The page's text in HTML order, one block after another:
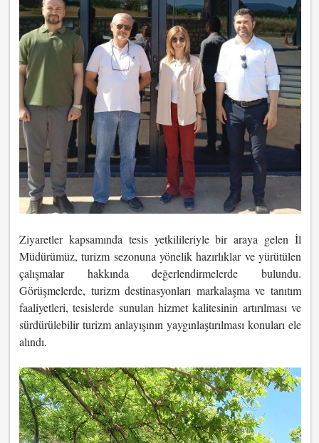
Ziyaretler kapsamında tesis yetkilileriyle bir araya gelen İl
Müdürümüz, turizm sezonuna yönelik hazırlıklar ve yürütülen
çalışmalar hakkında değerlendirmelerde bulundu.
Görüşmelerde, turizm destinasyonları markalaşma ve tanıtım
faaliyetleri, tesislerde sunulan hizmet kalitesinin artırılması ve
sürdürülebilir turizm anlayışının yaygınlaştırılması konuları ele
alındı.